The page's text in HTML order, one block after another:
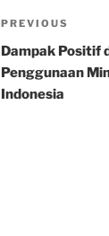
Post
Previous
Post
PREVIOUS
Dampak Positif
Penggunaan
Indonesia